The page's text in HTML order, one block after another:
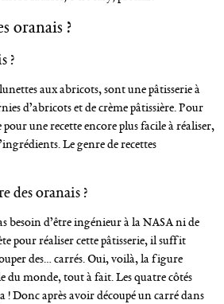
oranais ?
?
aux abricots, sont une pâtisserie à
d’abricots et de crème pâtissière. Pour
une recette encore plus facile à réaliser,
Le genre de recettes
des oranais ?
besoin d’être ingénieur à la NASA ni de
pour réaliser cette pâtisserie, il suffit
des… carrés. Oui, voilà, la figure
du monde, tout à fait. Les quatre côtés
Donc après avoir découpé un carré dans